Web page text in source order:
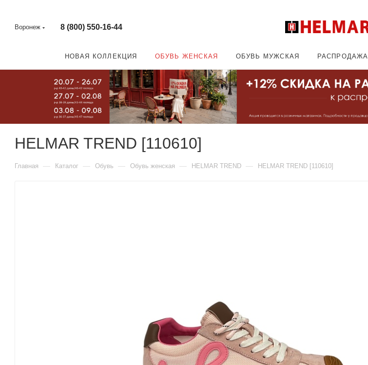
Воронеж 8 (800) 550-16-44
НОВАЯ КОЛЛЕКЦИЯ ОБУВЬ ЖЕНСКАЯ ОБУВЬ МУЖСКАЯ РАСПРОДАЖА
HELMAR TREND [110610]
Главная — Каталог — Обувь — Обувь женская — HELMAR TREND — HELMAR TREND [110610]